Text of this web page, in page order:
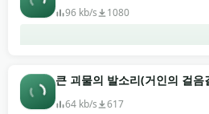
96 kb/s 1080
큰 괴물의 발소리(거인의 걸음
64 kb/s 617